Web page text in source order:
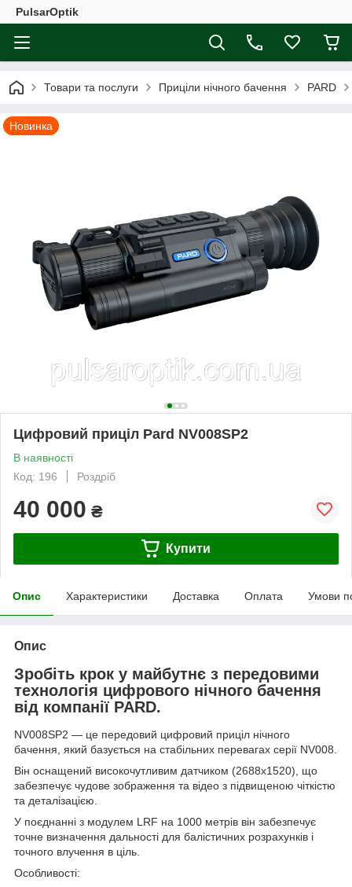
PulsarOptik
Товари та послуги Приціли нічного бачення PARD
Новинка
Цифровий приціл Pard NV008SP2
В наявності
Код: 196
Роздріб
40 000 ₴
Купити
Опис Характеристики Доставка Оплата Умови
Опис
Зробіть крок у майбутнє з передовими
технологія цифрового нічного бачення
від компанії PARD.
NV008SP2 — це передовий цифровий приціл нічного
бачення, який базується на стабільних перевагах серії NV008.
Він оснащений високочутливим датчиком (2688x1520), що
забезпечує чудове зображення та відео з підвищеною чіткістю
та деталізацією.
У поєднанні з модулем LRF на 1000 метрів він забезпечує
точне визначення дальності для балістичних розрахунків і
точного влучення в ціль.
Особливості: